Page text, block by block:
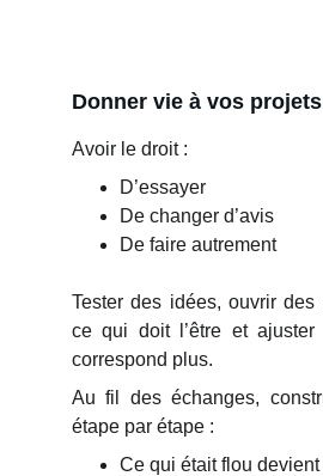
Donner vie à vos projets
Avoir le droit :
D’essayer
De changer d’avis
De faire autrement
Tester des idées, ouvrir des
ce qui doit l’être et
correspond plus.
Au fil des échanges,
étape par étape :
Ce qui était flou